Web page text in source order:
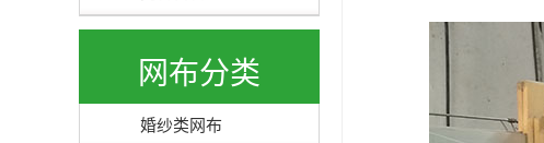
网布分类
婚纱类网布